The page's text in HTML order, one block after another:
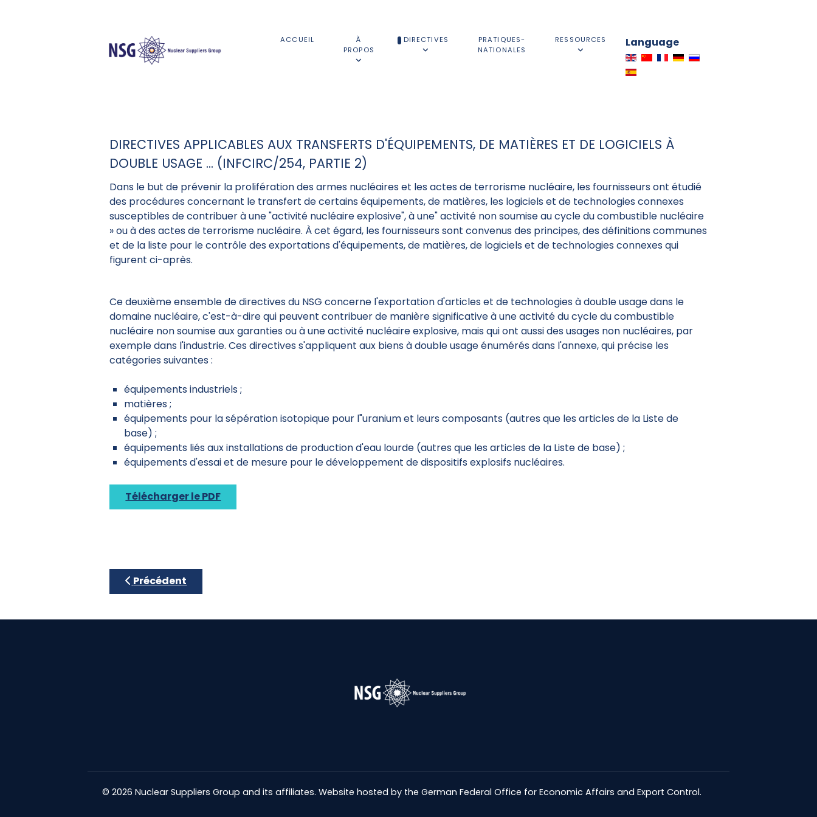
ACCUEIL
À
PROPOS
DIRECTIVES
PRATIQUES-
NATIONALES
RESSOURCES Language
DIRECTIVES APPLICABLES AUX TRANSFERTS D'ÉQUIPEMENTS, DE MATIÈRES ET DE LOGICIELS À
DOUBLE USAGE ... (INFCIRC/254, PARTIE 2)
Dans le but de prévenir la prolifération des armes nucléaires et les actes de terrorisme nucléaire, les fournisseurs ont étudié
des procédures concernant le transfert de certains équipements, de matières, les logiciels et de technologies connexes
susceptibles de contribuer à une "activité nucléaire explosive", à une" activité non soumise au cycle du combustible nucléaire
» ou à des actes de terrorisme nucléaire. À cet égard, les fournisseurs sont convenus des principes, des définitions communes
et de la liste pour le contrôle des exportations d'équipements, de matières, de logiciels et de technologies connexes qui
figurent ci-après.
Ce deuxième ensemble de directives du NSG concerne l'exportation d'articles et de technologies à double usage dans le
domaine nucléaire, c'est-à-dire qui peuvent contribuer de manière significative à une activité du cycle du combustible
nucléaire non soumise aux garanties ou à une activité nucléaire explosive, mais qui ont aussi des usages non nucléaires, par
exemple dans l'industrie. Ces directives s'appliquent aux biens à double usage énumérés dans l'annexe, qui précise les
catégories suivantes :
équipements industriels ;
matières ;
équipements pour la sépération isotopique pour l"uranium et leurs composants (autres que les articles de la Liste de
base) ;
équipements liés aux installations de production d'eau lourde (autres que les articles de la Liste de base) ;
équipements d'essai et de mesure pour le développement de dispositifs explosifs nucléaires.
Télécharger le PDF
Article précédent : Directives pour transferts nucléaires (INFCIRC/254, Partie 1)
Précédent
© 2026 Nuclear Suppliers Group and its affiliates. Website hosted by the German Federal Office for Economic Affairs and Export Control.